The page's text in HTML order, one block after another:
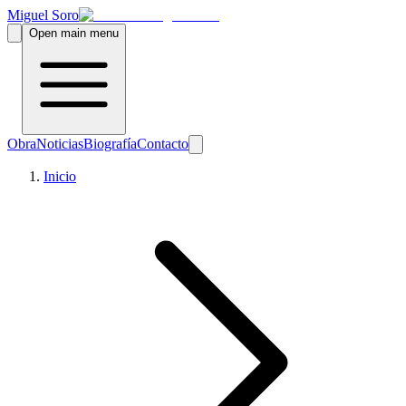
Miguel Soro
Open main menu
ObraNoticiasBiografíaContacto
Inicio